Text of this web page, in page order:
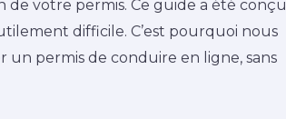
de votre permis. Ce guide a été conçu
difficile. C’est pourquoi nous
permis de conduire en ligne, sans